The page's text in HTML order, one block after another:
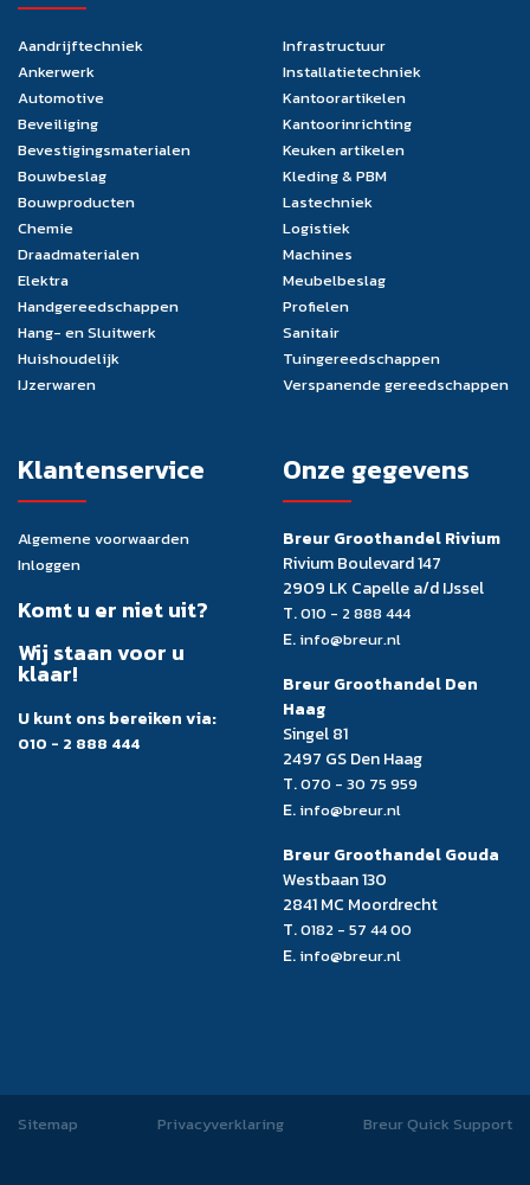
Aandrijftechniek
Ankerwerk
Automotive
Beveiliging
Bevestigingsmaterialen
Bouwbeslag
Bouwproducten
Chemie
Draadmaterialen
Elektra
Handgereedschappen
Hang- en Sluitwerk
Huishoudelijk
IJzerwaren
Infrastructuur
Installatietechniek
Kantoorartikelen
Kantoorinrichting
Keuken artikelen
Kleding & PBM
Lastechniek
Logistiek
Machines
Meubelbeslag
Profielen
Sanitair
Tuingereedschappen
Verspanende gereedschappen
Klantenservice
Algemene voorwaarden
Inloggen
Komt u er niet uit?
Wij staan voor u
klaar!
U kunt ons bereiken via:
010 - 2 888 444
Onze gegevens
Breur Groothandel Rivium
Rivium Boulevard 147
2909 LK Capelle a/d IJssel
T.010 - 2 888 444
E. info@breur.nl
Breur Groothandel Den
Haag
Singel 81
2497 GS Den Haag
T.070 - 30 75 959
E. info@breur.nl
Breur Groothandel Gouda
Westbaan 130
2841 MC Moordrecht
T.0182 - 57 44 00
E. info@breur.nl
Sitemap Privacyverklaring Breur Quick Support